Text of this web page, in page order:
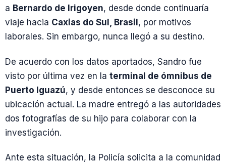
a Bernardo de Irigoyen, desde donde continuaría
viaje hacia Caxias do Sul, Brasil , por motivos
laborales. Sin embargo, nunca llegó a su destino.
De acuerdo con los datos aportados, Sandro fue
visto por última vez en la terminal de ómnibus de
Puerto Iguazú, y desde entonces se desconoce su
ubicación actual. La madre entregó a las autoridades
dos fotografías de su hijo para colaborar con la
investigación.
Ante esta situación, la Policía solicita a la comunidad